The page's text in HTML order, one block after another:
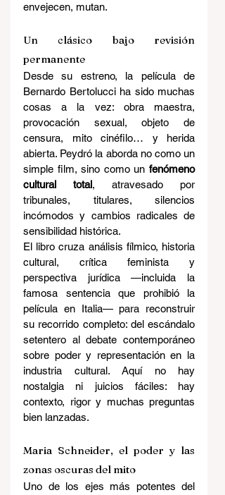
envejecen, mutan.
Un clásico bajo revisión
permanente
Desde su estreno, la película de
Bernardo Bertolucci ha sido muchas
cosas a la vez: obra maestra,
provocación sexual, objeto de
censura, mito cinéfilo… y herida
abierta. Peydró la aborda no como un
simple film, sino como un fenómeno
cultural total, atravesado por
tribunales, titulares, silencios
incómodos y cambios radicales de
sensibilidad histórica.
El libro cruza análisis fílmico, historia
cultural, crítica feminista y
perspectiva jurídica —incluida la
famosa sentencia que prohibió la
película en Italia— para reconstruir
su recorrido completo: del escándalo
setentero al debate contemporáneo
sobre poder y representación en la
industria cultural. Aquí no hay
nostalgia ni juicios fáciles: hay
contexto, rigor y muchas preguntas
bien lanzadas.
Maria Schneider, el poder y las
zonas oscuras del mito
Uno de los ejes más potentes del